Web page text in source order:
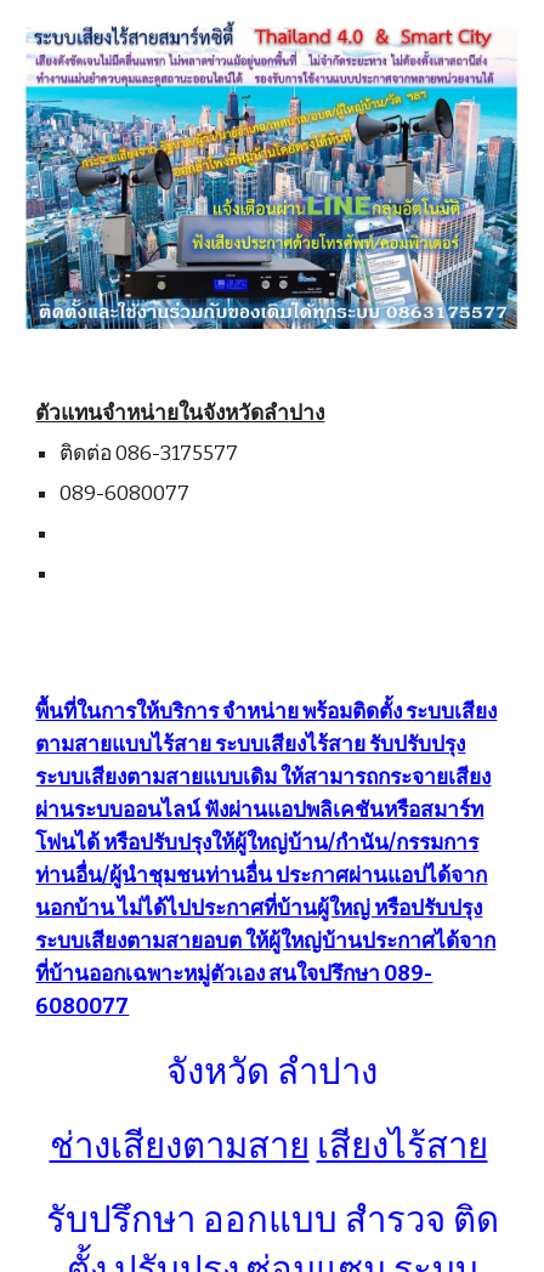
ตัวแทนจำหน่ายในจังหวัดลำปาง
ติดต่อ 086-3175577
089-6080077
พื้นที่ในการให้บริการ จำหน่าย พร้อมติดตั้ง ระบบเสียง
ตามสายแบบไร้สาย ระบบเสียงไร้สาย รับปรับปรุง
ระบบเสียงตามสายแบบเดิม ให้สามารถกระจายเสียง
ผ่านระบบออนไลน์ ฟังผ่านแอปพลิเคชันหรือสมาร์ท
โฟนได้ หรือปรับปรุงให้ผู้ใหญ่บ้าน/กำนัน/กรรมการ
ท่านอื่น/ผู้นำชุมชนท่านอื่น ประกาศผ่านแอปได้จาก
นอกบ้าน ไม่ได้ไปประกาศที่บ้านผู้ใหญ่ หรือปรับปรุง
ระบบเสียงตามสายอบต ให้ผู้ใหญ่บ้านประกาศได้จาก
ที่บ้านออกเฉพาะหมู่ตัวเอง สนใจปรึกษา 089-
6080077
จังหวัด ลำปาง
ช่างเสียงตามสาย เสียงไร้สาย
รับปรึกษา ออกแบบ สำรวจ ติด